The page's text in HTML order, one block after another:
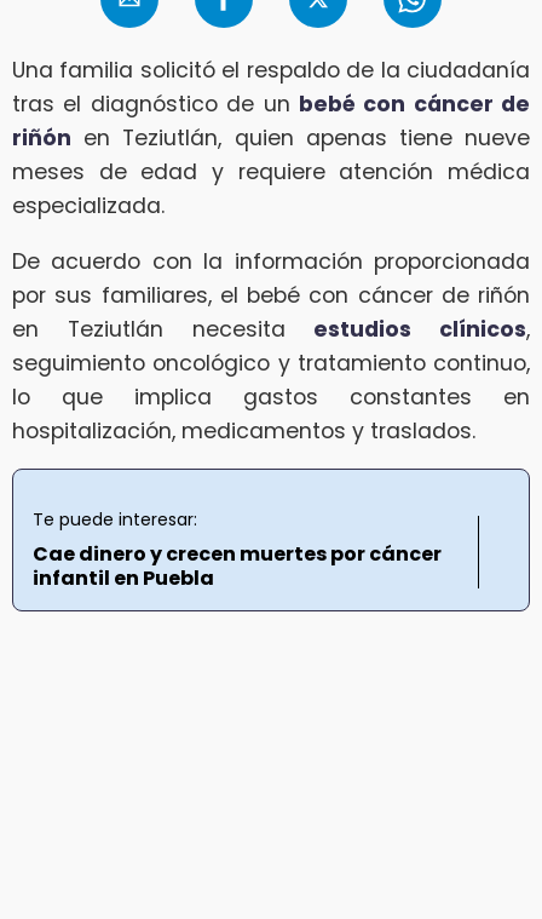
Una familia solicitó el respaldo de la ciudadanía
tras el diagnóstico de un bebé con cáncer de
riñón en Teziutlán, quien apenas tiene nueve
meses de edad y requiere atención médica
especializada.
De acuerdo con la información proporcionada
por sus familiares, el bebé con cáncer de riñón
en Teziutlán necesita estudios clínicos,
seguimiento oncológico y tratamiento continuo,
lo que implica gastos constantes en
hospitalización, medicamentos y traslados.
Te puede interesar:
Cae dinero y crecen muertes por cáncer
infantil en Puebla